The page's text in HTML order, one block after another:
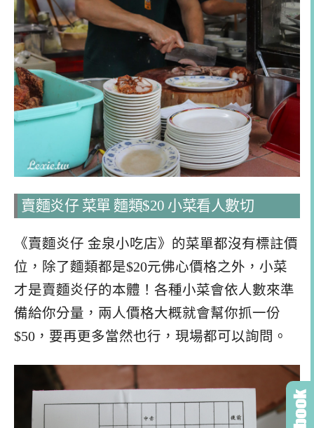
賣麵炎仔 菜單 麵類$20 小菜看人數切
《賣麵炎仔 金泉小吃店》的菜單都沒有標註價
位，除了麵類都是$20元佛心價格之外，小菜
才是賣麵炎仔的本體！各種小菜會依人數來準
備給你分量，兩人價格大概就會幫你抓一份
$50，要再更多當然也行，現場都可以詢問。